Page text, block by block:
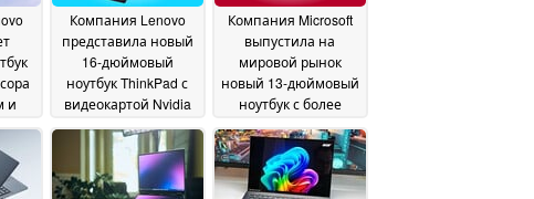
и
26
Компания Lenovo
представила новый
16-дюймовый
ноутбук ThinkPad с
видеокартой Nvidia
объемом 12 ГБ и 64
ГБ оперативной
памяти LPCAMM225
Компания Microsoft
выпустила на
мировой рынок
новый 13-дюймовый
ноутбук с более
ценой24 June 2026